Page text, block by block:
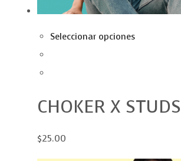
Seleccionar opciones
CHOKER X STUDS
$25.00